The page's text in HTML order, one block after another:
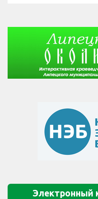
Электронный